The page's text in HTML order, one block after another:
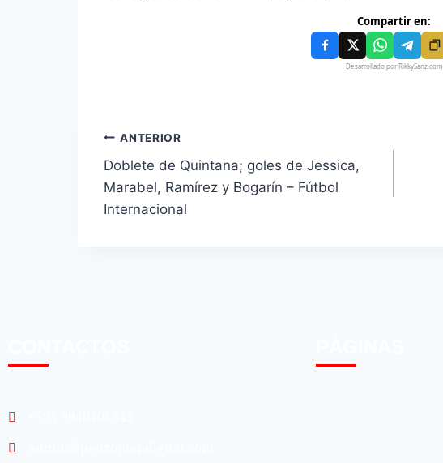
Compartir en:
Desarrollado por RikkySanz.com
ANTERIOR
Doblete de Quintana; goles de Jessica,
Marabel, Ramírez y Bogarín – Fútbol
Internacional